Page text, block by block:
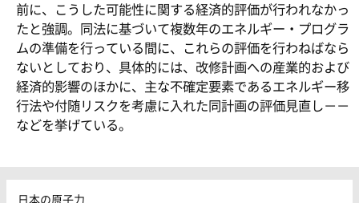
前に、こうした可能性に関する経済的評価が行われなかっ
たと強調。同法に基づいて複数年のエネルギー・プログラ
ムの準備を行っている間に、これらの評価を行わねばなら
ないとしており、具体的には、改修計画への産業的および
経済的影響のほかに、主な不確定要素であるエネルギー移
行法や付随リスクを考慮に入れた同計画の評価見直し－－
などを挙げている。
日本の原子力